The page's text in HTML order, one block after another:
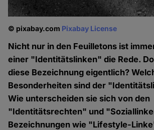
© pixabay.com Pixabay License
Nicht nur in den Feuilletons ist
einer "Identitätslinken" die Rede.
diese Bezeichnung eigentlich?
Besonderheiten sind der
Wie unterscheiden sie sich von den
"Identitätsrechten" und
Bezeichnungen wie "Lifestyle-